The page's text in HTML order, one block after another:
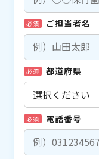
必須 ご担当者名
必須 都道府県
必須 電話番号